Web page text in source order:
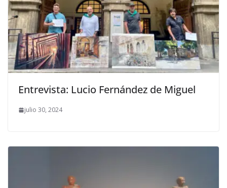
Entrevista: Lucio Fernández de Miguel
julio 30, 2024